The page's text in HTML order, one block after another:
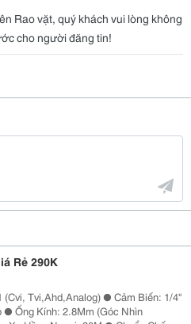
Rao vặt, quý khách vui lòng không
cho người đăng tin!
Rẻ 290K
● Cảm Biến: 1/4''